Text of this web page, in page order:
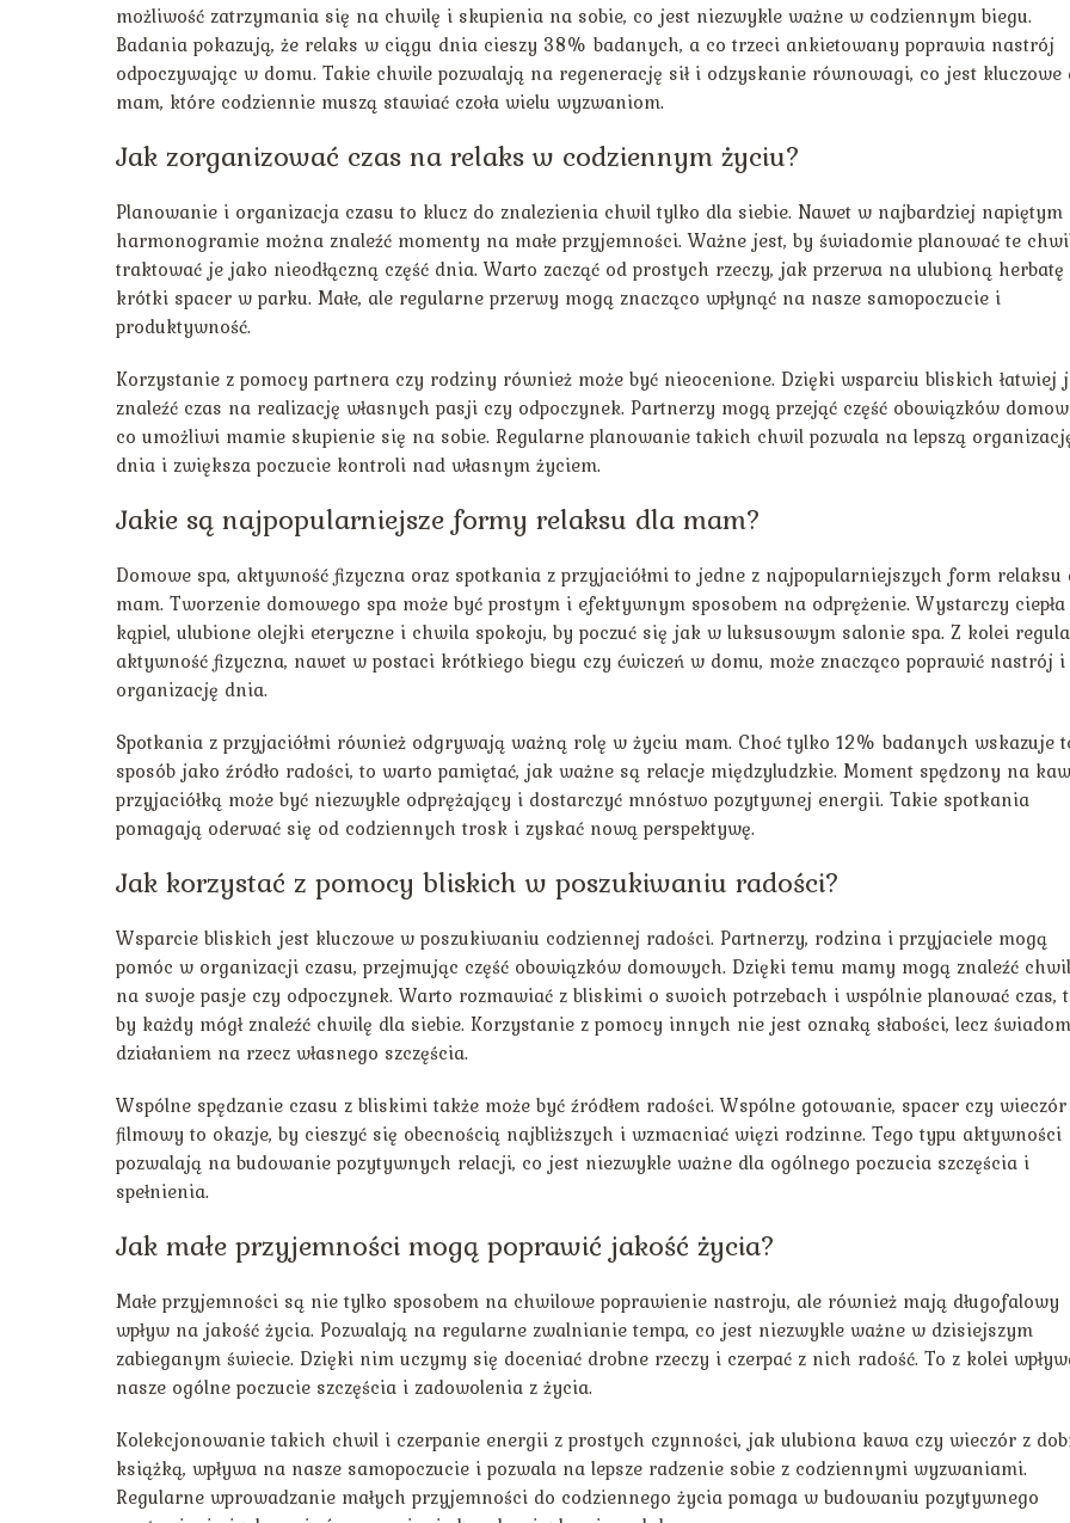
możliwość zatrzymania się na chwilę i skupienia na sobie, co jest niezwykle ważne w codziennym biegu.
Badania pokazują, że relaks w ciągu dnia cieszy 38% badanych, a co trzeci ankietowany poprawia nastrój
odpoczywając w domu. Takie chwile pozwalają na regenerację sił i odzyskanie równowagi, co jest kluczowe
mam, które codziennie muszą stawiać czoła wielu wyzwaniom.
Jak zorganizować czas na relaks w codziennym życiu?
Planowanie i organizacja czasu to klucz do znalezienia chwil tylko dla siebie. Nawet w najbardziej napiętym
harmonogramie można znaleźć momenty na małe przyjemności. Ważne jest, by świadomie planować te
traktować je jako nieodłączną część dnia. Warto zacząć od prostych rzeczy, jak przerwa na ulubioną herbatę
krótki spacer w parku. Małe, ale regularne przerwy mogą znacząco wpłynąć na nasze samopoczucie i
produktywność.
Korzystanie z pomocy partnera czy rodziny również może być nieocenione. Dzięki wsparciu bliskich łatwiej
znaleźć czas na realizację własnych pasji czy odpoczynek. Partnerzy mogą przejąć część obowiązków
co umożliwi mamie skupienie się na sobie. Regularne planowanie takich chwil pozwala na lepszą
dnia i zwiększa poczucie kontroli nad własnym życiem.
Jakie są najpopularniejsze formy relaksu dla mam?
Domowe spa, aktywność fizyczna oraz spotkania z przyjaciółmi to jedne z najpopularniejszych form relaksu
mam. Tworzenie domowego spa może być prostym i efektywnym sposobem na odprężenie. Wystarczy ciepła
kąpiel, ulubione olejki eteryczne i chwila spokoju, by poczuć się jak w luksusowym salonie spa. Z kolei
aktywność fizyczna, nawet w postaci krótkiego biegu czy ćwiczeń w domu, może znacząco poprawić nastrój i
organizację dnia.
Spotkania z przyjaciółmi również odgrywają ważną rolę w życiu mam. Choć tylko 12% badanych wskazuje
sposób jako źródło radości, to warto pamiętać, jak ważne są relacje międzyludzkie. Moment spędzony na
przyjaciółką może być niezwykle odprężający i dostarczyć mnóstwo pozytywnej energii. Takie spotkania
pomagają oderwać się od codziennych trosk i zyskać nową perspektywę.
Jak korzystać z pomocy bliskich w poszukiwaniu radości?
Wsparcie bliskich jest kluczowe w poszukiwaniu codziennej radości. Partnerzy, rodzina i przyjaciele mogą
pomóc w organizacji czasu, przejmując część obowiązków domowych. Dzięki temu mamy mogą znaleźć
na swoje pasje czy odpoczynek. Warto rozmawiać z bliskimi o swoich potrzebach i wspólnie planować czas,
by każdy mógł znaleźć chwilę dla siebie. Korzystanie z pomocy innych nie jest oznaką słabości, lecz
działaniem na rzecz własnego szczęścia.
Wspólne spędzanie czasu z bliskimi także może być źródłem radości. Wspólne gotowanie, spacer czy wieczór
filmowy to okazje, by cieszyć się obecnością najbliższych i wzmacniać więzi rodzinne. Tego typu aktywności
pozwalają na budowanie pozytywnych relacji, co jest niezwykle ważne dla ogólnego poczucia szczęścia i
spełnienia.
Jak małe przyjemności mogą poprawić jakość życia?
Małe przyjemności są nie tylko sposobem na chwilowe poprawienie nastroju, ale również mają długofalowy
wpływ na jakość życia. Pozwalają na regularne zwalnianie tempa, co jest niezwykle ważne w dzisiejszym
zabieganym świecie. Dzięki nim uczymy się doceniać drobne rzeczy i czerpać z nich radość. To z kolei
nasze ogólne poczucie szczęścia i zadowolenia z życia.
Kolekcjonowanie takich chwil i czerpanie energii z prostych czynności, jak ulubiona kawa czy wieczór z
książką, wpływa na nasze samopoczucie i pozwala na lepsze radzenie sobie z codziennymi wyzwaniami.
Regularne wprowadzanie małych przyjemności do codziennego życia pomaga w budowaniu pozytywnego